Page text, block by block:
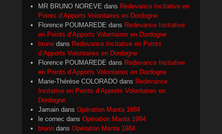
MR BRUNO NOREVE dans Redevance Incitative en
Points d’Apports Volontaires en Dordogne
Florence POUMAREDE dans Redevance Incitative
en Points d’Apports Volontaires en Dordogne
bruno dans Redevance Incitative en Points
d’Apports Volontaires en Dordogne
Florence POUMAREDE dans Redevance Incitative
en Points d’Apports Volontaires en Dordogne
Marie-Thérèse COLORADO dans Redevance
Incitative en Points d’Apports Volontaires en
Dordogne
Jamain dans Opération Manta 1984
le cornec dans Opération Manta 1984
bruno dans Opération Manta 1984